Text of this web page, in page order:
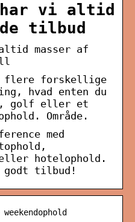
har vi altid
tilbud
masser af
flere forskellige
hvad enten du
golf eller et
Område.
med
eller hotelophold.
godt tilbud!